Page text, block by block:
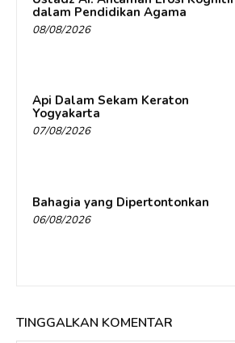
dalam Pendidikan Agama
08/08/2026
Api Dalam Sekam Keraton
Yogyakarta
07/08/2026
Bahagia yang Dipertontonkan
06/08/2026
TINGGALKAN KOMENTAR